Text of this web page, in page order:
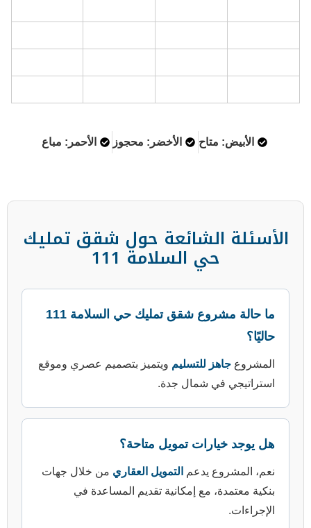
الأخضر: محجوز الأحمر: مباع
حول شقق تمليك
ما حالة مشروع شقق تمليك حي السلامة 111
للتسليمويتميز بتصميم عصري وموقع
شمال جدة.
تمويل متاحة؟
التمويل العقاري من خلال جهات
مع إمكانية تقديم المساعدة في